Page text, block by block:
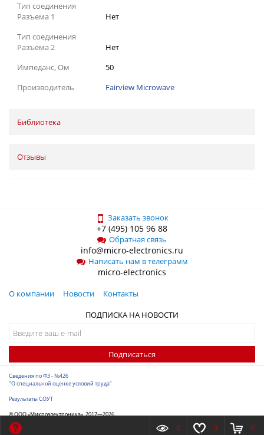
Тип соединения
Разъема 1
Нет
Тип соединения
Разъема 2
Нет
Импеданс, Ом
50
Производитель
Fairview Microwave
Библиотека
Отзывы
Заказать звонок
+7 (495) 105 96 88
Обратная связь
info@micro-electronics.ru
Написать нам в телеграмм
micro-electronics
О компании Новости
Контакты
ПОДПИСКА НА НОВОСТИ
Подписаться
Сведения по ФЗ - №426
"О специальной оценке условий труда"
Результаты СОУТ
© ООО «Микроэлектроника», 2017—2026
Разработка сайта
0 0 0